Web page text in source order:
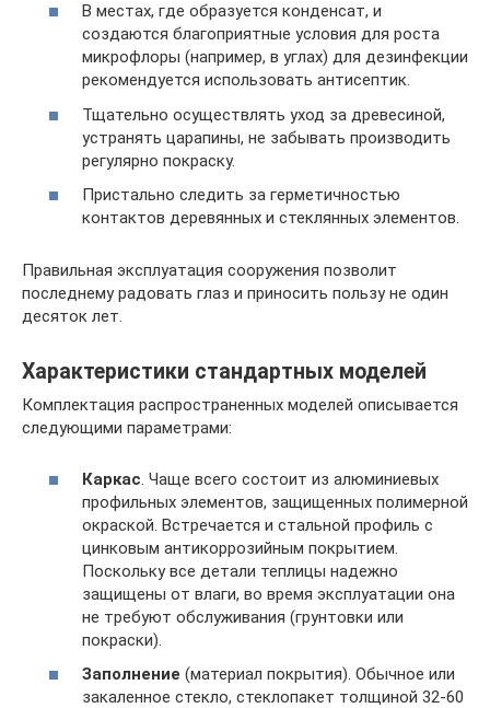
В местах, где образуется конденсат, и
создаются благоприятные условия для роста
микрофлоры (например, в углах) для дезинфекции
рекомендуется использовать антисептик.
Тщательно осуществлять уход за древесиной,
устранять царапины, не забывать производить
регулярно покраску.
Пристально следить за герметичностью
контактов деревянных и стеклянных элементов.
Правильная эксплуатация сооружения позволит
последнему радовать глаз и приносить пользу не один
десяток лет.
Характеристики стандартных моделей
Комплектация распространенных моделей описывается
следующими параметрами:
Каркас . Чаще всего состоит из алюминиевых
профильных элементов, защищенных полимерной
окраской. Встречается и стальной профиль с
цинковым антикоррозийным покрытием.
Поскольку все детали теплицы надежно
защищены от влаги, во время эксплуатации она
не требуют обслуживания (грунтовки или
покраски).
Заполнение (материал покрытия). Обычное или
закаленное стекло, стеклопакет толщиной 32-60